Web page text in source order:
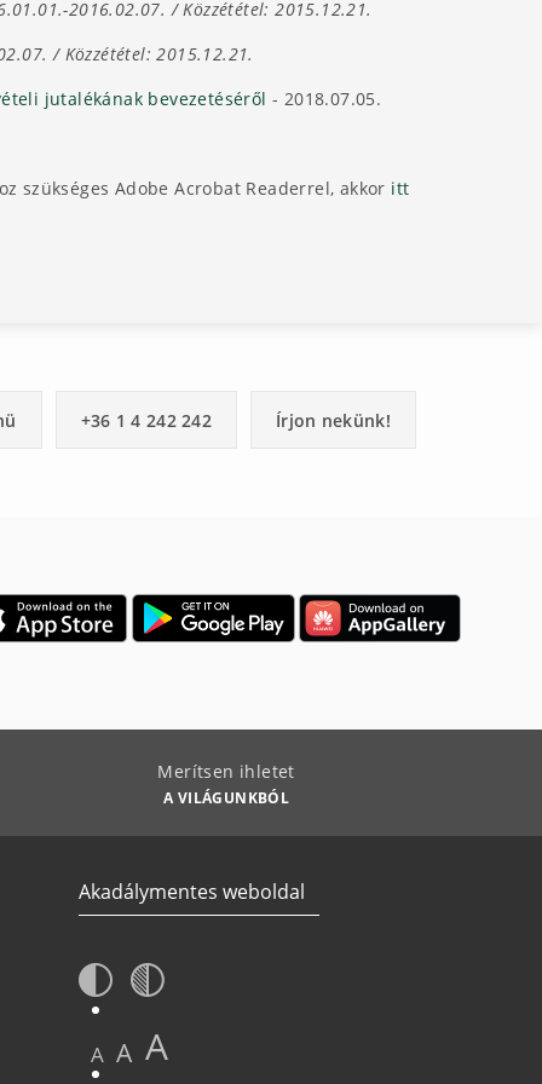
2016.02.07. /Közzététel: 2015.12.21.
/ Közzététel: 2015.12.21.
jutalékának bevezetéséről - 2018.07.05.
szükséges Adobe Acrobat Readerrel, akkor itt
+36 1 4 242 242 Írjon nekünk!
Merítsen ihletet
A VILÁGUNKBÓL
Akadálymentes weboldal
A A A